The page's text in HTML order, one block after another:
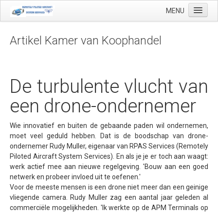
MENU
Toepassingen
Precisielandbouw
Landmeetkundige en geo-mapping
Luchthaven inspecties
Makelaardij
Olie & Gas inspectie
Tank inspectie
Industriële inspectie
Artikel Kamer van Koophandel
De turbulente vlucht van
een drone-ondernemer
Wie innovatief en buiten de gebaande paden wil ondernemen,
moet veel geduld hebben. Dat is de boodschap van drone-
ondernemer Rudy Muller, eigenaar van RPAS Services (Remotely
Piloted Aircraft System Services). En als je je er toch aan waagt:
werk actief mee aan nieuwe regelgeving. 'Bouw aan een goed
netwerk en probeer invloed uit te oefenen.'
Voor de meeste mensen is een drone niet meer dan een geinige
vliegende camera. Rudy Muller zag een aantal jaar geleden al
commerciële mogelijkheden. 'Ik werkte op de APM Terminals op